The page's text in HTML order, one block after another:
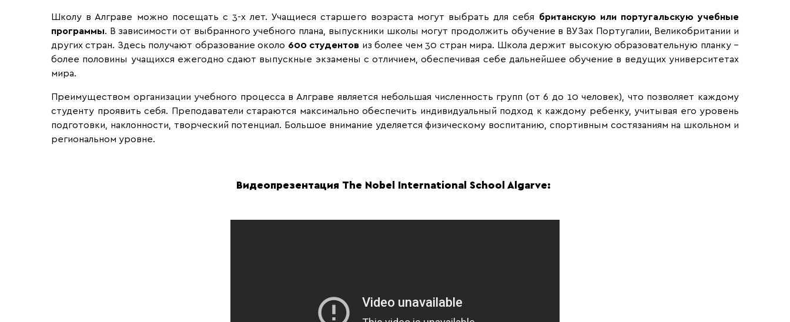
Школу в Алграве можно посещать с 3-х лет. Учащиеся старшего возраста могут выбрать для себя британскую или португальскую учебные
программы. В зависимости от выбранного учебного плана, выпускники школы могут продолжить обучение в ВУЗах Португалии, Великобритании и
других стран. Здесь получают образование около 600 студентов из более чем 30 стран мира. Школа держит высокую образовательную планку –
более половины учащихся ежегодно сдают выпускные экзамены с отличием, обеспечивая себе дальнейшее обучение в ведущих университетах
мира.
Преимуществом организации учебного процесса в Алграве является небольшая численность групп (от 6 до 10 человек), что позволяет каждому
студенту проявить себя. Преподаватели стараются максимально обеспечить индивидуальный подход к каждому ребенку, учитывая его уровень
подготовки, наклонности, творческий потенциал. Большое внимание уделяется физическому воспитанию, спортивным состязаниям на школьном и
региональном уровне.
Видеопрезентация The Nobel International School Algarve: